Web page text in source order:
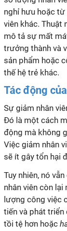
nghỉ hưu hoặc
viên khác. Thuật
mô tả sự mất
trưởng thành và
sản phẩm hoặc
thế hệ trẻ khác.
Tác động của
Sự giảm nhân
Đó là một cách
động mà không
Việc giảm nhân
sẽ ít gây tổn hại
Tuy nhiên, nó
nhân viên còn
lượng công việc
tiến và phát triển
tồi tệ hơn hoặc h